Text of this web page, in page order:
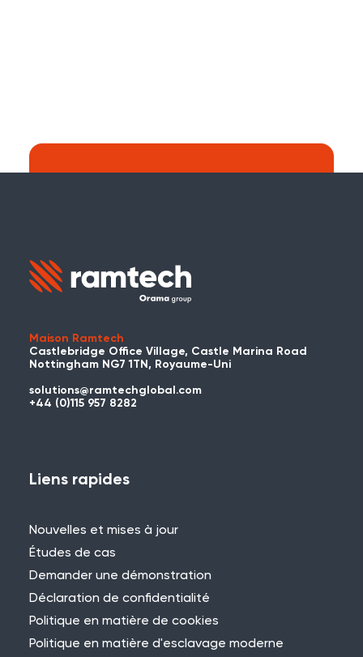
Avez-vous déjà utilisé WES ou
vous souhaitez partager votre
pourriez être présenté ici !
Besoin d'aide ?
Maison Ramtech
Castlebridge Office Village, Castle Marina Road
Nottingham NG7 1TN, Royaume-Uni
solutions@ramtechglobal.com
+44 (0)115 957 8282
Liens rapides
Nouvelles et mises à jour
Études de cas
Demander une démonstration
Déclaration de confidentialité
Politique en matière de cookies
Politique en matière d'esclavage moderne